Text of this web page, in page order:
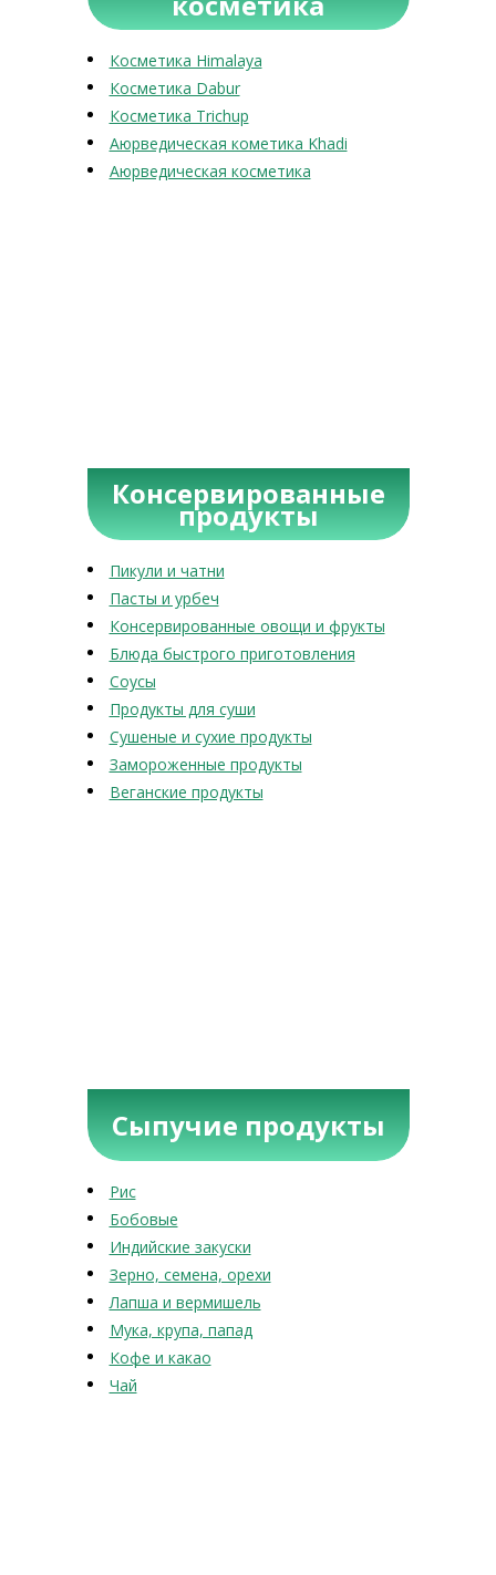
Косметика Himalaya
Косметика Dabur
Косметика Trichup
Аюрведическая кометика Khadi
Аюрведическая косметика
Консервированные
продукты
Пикули и чатни
Пасты и урбеч
Консервированные овощи и фрукты
Блюда быстрого приготовления
Соусы
Продукты для суши
Сушеные и сухие продукты
Замороженные продукты
Веганские продукты
Сыпучие продукты
Рис
Бобовые
Индийские закуски
Зерно, семена, орехи
Лапша и вермишель
Мука, крупа, папад
Кофе и какао
Чай